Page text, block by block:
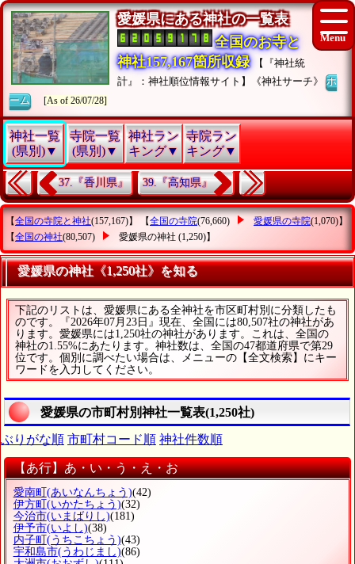
愛媛県にある神社の一覧表
全国のお寺と
神社157,167箇所収録
【『神社統
計』：神社順位情報サイト】《神社サーチ》ホ
ーム
[As of 26/07/28]
神社一覧
(県別)▼
寺院一覧
(県別)▼
神社ラン
キング▼
寺院ラン
キング▼
37.『香川県』 39.『高知県』
【全国の寺院と神社(157,167)】 【全国の寺院(76,660) 愛媛県の寺院(1,070)】
【全国の神社(80,507) 愛媛県の神社 (1,250)】
愛媛県の神社《1,250社》を知る
下記のリストは、愛媛県にある全神社を市区町村別に分類したも
のです。『2026年07月23日』現在、全国には80,507社の神社があ
ります。愛媛県には1,250社の神社があります。これは、全国の
神社の1.55%にあたります。神社数は、全国の47都道府県で第29
位です。個別に調べたい場合は、メニューの【全文検索】にキー
ワードを入力してください。
愛媛県の市町村別神社一覧表(1,250社)
ぶりがな順 市町村コード順 神社件数順
【あ行】あ・い・う・え・お
愛南町 (あいなんちょう)(42)
伊方町 (いかたちょう)(32)
今治市(いまばりし)(181)
伊予市(いよし)(38)
内子町 (うちこちょう)(43)
宇和島市(うわじまし)(86)